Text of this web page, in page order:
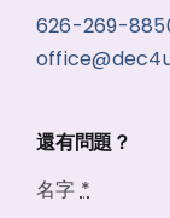
626-269-
還有問題？
名字*